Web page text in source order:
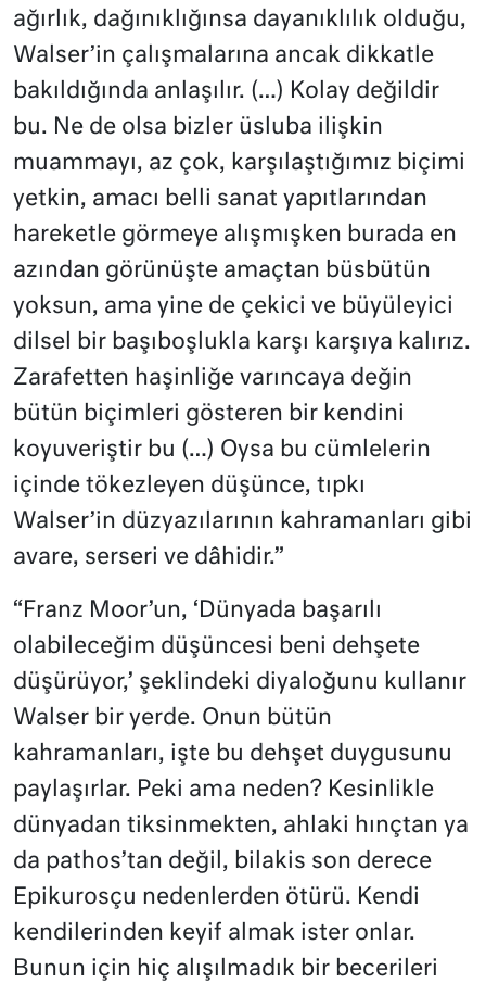
ağırl­ık, dağınıklığınsa dayanıklılık olduğu,
Walser’in çalışmalarına ancak dikkatle
bakıldığında anlaşılır. (…) Kolay değildir
bu. Ne de olsa bizler üsluba ilişkin
muammayı, az çok, karşılaştığımız biçimi
yetkin, amacı belli sanat yapıtlarından
hareketle görmeye alışmışken burada en
azından görünüşte amaçtan büsbütün
yoksun, ama yine de çekici ve büyüleyici
dilsel bir başıboşlukla karşı karşıya kalırız.
Zara­fetten haşinliğe varıncaya değin
bütün biçimleri gösteren bir kendini
koyuveriştir bu (…) Oysa bu cümlelerin
içinde tökezleyen düşünce, tıpkı
Walser’in düzyazılarının kahramanları gibi
avare, serseri ve dâhidir.”
“Franz Moor’un, ‘Dünyada başarılı
olabileceğim düşüncesi beni dehşete
düşürüyor,’ şeklindeki diyaloğunu kullanır
Walser bir yerde. Onun bütün
kahramanları, işte bu dehşet duygusunu
paylaşırlar. Peki ama neden? Kesinlikle
dünyadan tiksinmekten, ahlaki hınçtan ya
da pathos’tan değil, bilakis son derece
Epikurosçu nedenlerden ötürü. Kendi
kendilerinden keyif almak ister onlar.
Bunun için hiç alışılmadık bir becerileri